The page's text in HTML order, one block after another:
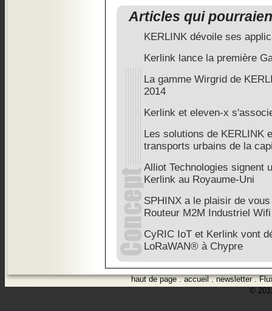
Articles qui
KERLINK dévoile ses
Kerlink lance la première
La gamme Wirgrid de
2014
Kerlink et eleven-x
Les solutions de KERLINK
transports urbains de la
Alliot Technologies signent
Kerlink au Royaume-Uni
SPHINX a le plaisir de
Routeur M2M Industriel
CyRIC IoT et Kerlink vont
LoRaWAN® à Chypre
haut de page.accueil.newsletter.
©